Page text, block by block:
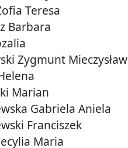
Teresa
Barbara
Zygmunt Mieczysław
Marian
Gabriela Aniela
Franciszek
Maria